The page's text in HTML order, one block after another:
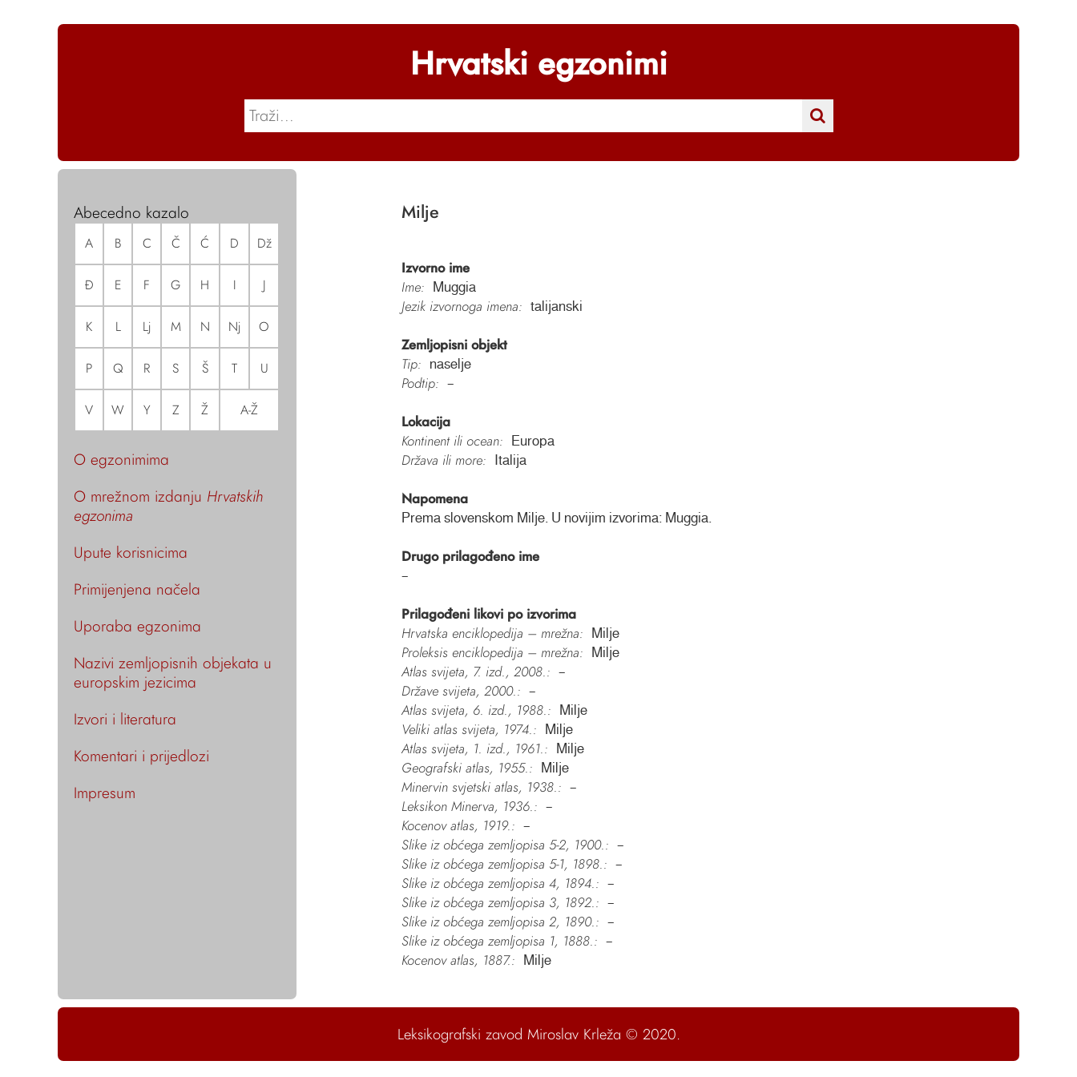
Hrvatski egzonimi
Abecedno kazalo
A B C Č Ć D Dž
Đ E F G H I J
K L Lj M N Nj O
P Q R S Š T U
V W Y Z Ž A-Ž
O egzonimima
O mrežnom izdanju Hrvatskih
egzonima
Upute korisnicima
Primijenjena načela
Uporaba egzonima
Nazivi zemljopisnih objekata u
europskim jezicima
Izvori i literatura
Komentari i prijedlozi
Impresum
Milje
Izvorno ime
Ime:
Muggia
Jezik izvornoga imena: talijanski
Zemljopisni objekt
Tip:
naselje
Podtip: –
Lokacija
Kontinent ili ocean:
Europa
Država ili more: Italija
Napomena
Prema slovenskom Milje. U novijim izvorima: Muggia.
Drugo prilagođeno ime
–
Prilagođeni likovi po izvorima
Hrvatska enciklopedija – mrežna:
Milje
Proleksis enciklopedija – mrežna: Milje
Atlas svijeta, 7. izd., 2008.: –
Države svijeta, 2000.: –
Atlas svijeta, 6. izd., 1988.: Milje
Veliki atlas svijeta, 1974.: Milje
Atlas svijeta, 1. izd., 1961.: Milje
Geografski atlas, 1955.: Milje
Minervin svjetski atlas, 1938.: –
Leksikon Minerva, 1936.: –
Kocenov atlas, 1919.: –
Slike iz obćega zemljopisa 5-2, 1900.: –
Slike iz obćega zemljopisa 5-1, 1898.: –
Slike iz obćega zemljopisa 4, 1894.: –
Slike iz obćega zemljopisa 3, 1892.: –
Slike iz obćega zemljopisa 2, 1890.: –
Slike iz obćega zemljopisa 1, 1888.: –
Kocenov atlas, 1887.: Milje
Leksikografski zavod Miroslav Krleža © 2020.